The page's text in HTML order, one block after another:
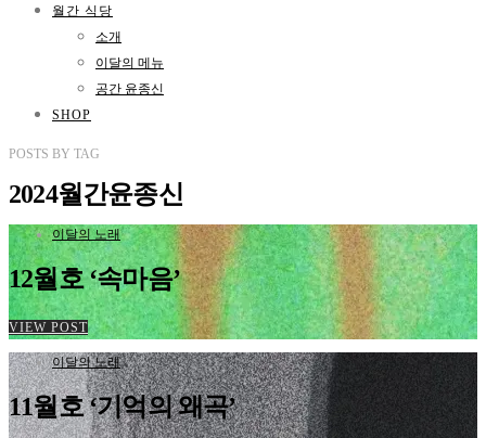
월간 식당
소개
이달의 메뉴
공간 윤종신
SHOP
POSTS BY TAG
2024월간윤종신
이달의 노래
12월호 ‘속마음’
VIEW POST
이달의 노래
11월호 ‘기억의 왜곡’